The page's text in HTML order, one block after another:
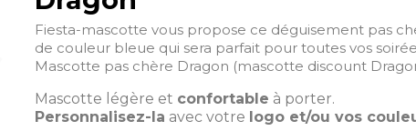
Fiesta-mascotte vous propose ce déguisement pas
de couleur bleue qui sera parfait pour toutes vos
Mascotte pas chère Dragon (mascotte discount
Mascotte légère et confortable à porter.
Personnalisez-la avec votre logo et/ou vos